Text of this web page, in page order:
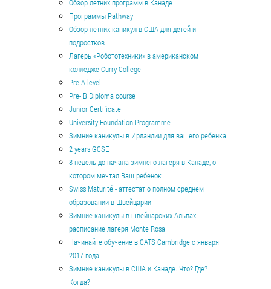
Обзор летних программ в Канаде
Программы Pathway
Обзор летних каникул в США для детей и
подростков
Лагерь «Робототехники» в американском
колледже Curry College
Pre-A level
Pre-IB Diploma course
Junior Certificate
University Foundation Programme
Зимние каникулы в Ирландии для вашего ребенка
2 years GCSE
8 недель до начала зимнего лагеря в Канаде, о
котором мечтал Ваш ребенок
Swiss Maturité - аттестат о полном среднем
образовании в Швейцарии
Зимние каникулы в швейцарских Альпах -
расписание лагеря Monte Rosa
Начинайте обучение в CATS Cambridge с января
2017 года
Зимние каникулы в США и Канаде. Что? Где?
Когда?